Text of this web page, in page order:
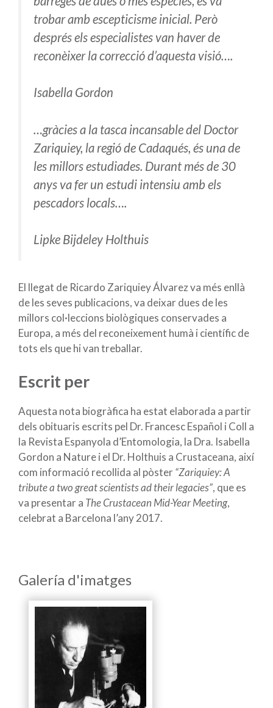
trobar amb escepticisme inicial. Però
després els especialistes van haver de
reconèixer la correcció d’aquesta visió….
Isabella Gordon
…gràcies a la tasca incansable del Doctor
Zariquiey, la regió de Cadaqués, és una de
les millors estudiades. Durant més de 30
anys va fer un estudi intensiu amb els
pescadors locals….
Lipke Bijdeley Holthuis
El llegat de Ricardo Zariquiey Álvarez va més enllà
de les seves publicacions, va deixar dues de les
millors col·leccions biològiques conservades a
Europa, a més del reconeixement humà i científic de
tots els que hi van treballar.
Escrit per
Aquesta nota biogràfica ha estat elaborada a partir
dels obituaris escrits pel Dr. Francesc Español i Coll a
la Revista Espanyola d’Entomologia, la Dra. Isabella
Gordon a Nature i el Dr. Holthuis a Crustaceana, així
com informació recollida al pòster“Zariquiey: A
tribute a two great scientists ad their legacies”, que es
va presentar a The Crustacean Mid-Year Meeting,
celebrat a Barcelona l’any 2017.
Galería d'imatges